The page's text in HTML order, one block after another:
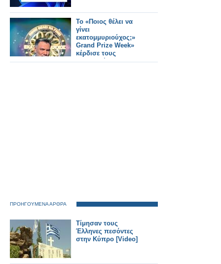
Το «Ποιος θέλει να
γίνει
εκατομμυριούχος;»
Grand Prize Week»
κέρδισε τους
τηλεθεατές...
ΠΡΟΗΓΟΥΜΕΝΑ ΑΡΘΡΑ
Τίμησαν τους
Έλληνες πεσόντες
στην Κύπρο [Video]